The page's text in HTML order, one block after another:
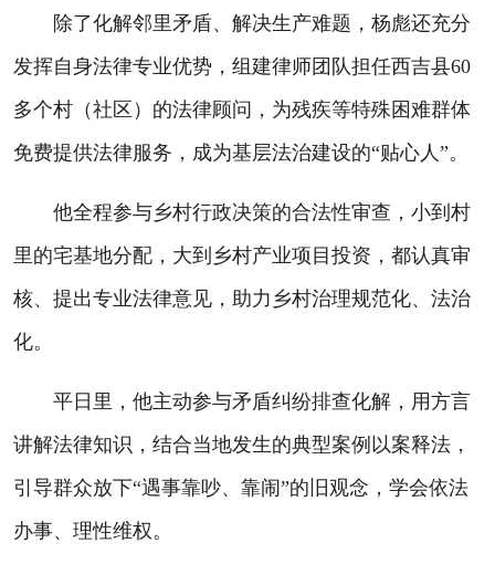
除了化解邻里矛盾、解决生产难题，杨彪还充分
发挥自身法律专业优势，组建律师团队担任西吉县60
多个村（社区）的法律顾问，为残疾等特殊困难群体
免费提供法律服务，成为基层法治建设的“贴心人”。
他全程参与乡村行政决策的合法性审查，小到村
里的宅基地分配，大到乡村产业项目投资，都认真审
核、提出专业法律意见，助力乡村治理规范化、法治
化。
平日里，他主动参与矛盾纠纷排查化解，用方言
讲解法律知识，结合当地发生的典型案例以案释法，
引导群众放下“遇事靠吵、靠闹”的旧观念，学会依法
办事、理性维权。